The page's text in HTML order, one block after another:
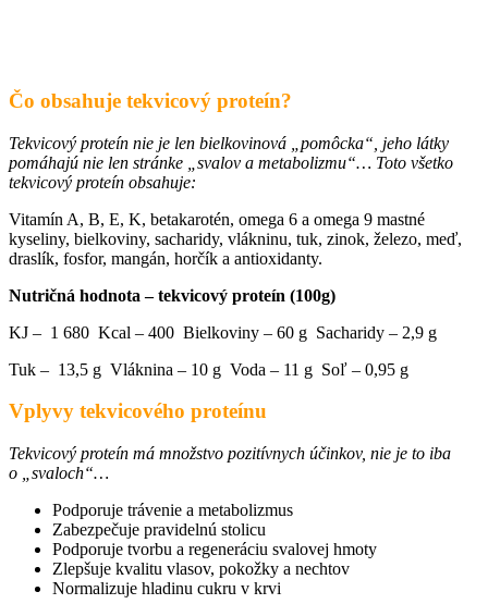
Čo obsahuje tekvicový proteín?
Tekvicový proteín nie je len bielkovinová „pomôcka“, jeho látky
pomáhajú nie len stránke „svalov a metabolizmu“… Toto všetko
tekvicový proteín obsahuje:
Vitamín A, B, E, K, betakarotén, omega 6 a omega 9 mastné
kyseliny, bielkoviny, sacharidy, vlákninu, tuk, zinok, železo, meď,
draslík, fosfor, mangán, horčík a antioxidanty.
Nutričná hodnota – tekvicový proteín (100g)
KJ – 1 680 Kcal – 400 Bielkoviny – 60 g Sacharidy – 2,9 g
Tuk – 13,5 g Vláknina – 10 g Voda – 11 g Soľ – 0,95 g
Vplyvy tekvicového proteínu
Tekvicový proteín má množstvo pozitívnych účinkov, nie je to iba
o „svaloch“…
Podporuje trávenie a metabolizmus
Zabezpečuje pravidelnú stolicu
Podporuje tvorbu a regeneráciu svalovej hmoty
Zlepšuje kvalitu vlasov, pokožky a nechtov
Normalizuje hladinu cukru v krvi